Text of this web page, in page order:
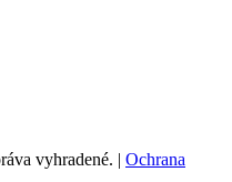
vyhradené. | Ochrana